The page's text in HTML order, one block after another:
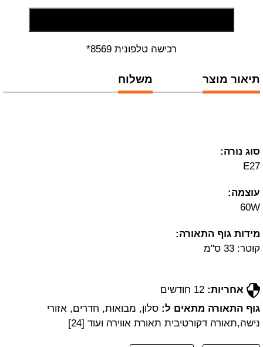
רכישה טלפונית 8569*
תיאור מוצר משלוח
סוג נורה:
E27
עוצמה:
60W
מידות גוף התאורה:
קוטר: 33 ס"מ
אחריות:
גוף התאורה מתאים ל: סלון, מבואות, חדרים, אזורי
נישה,תאורה דקורטיבית תאורת אווירה ועוד [24]